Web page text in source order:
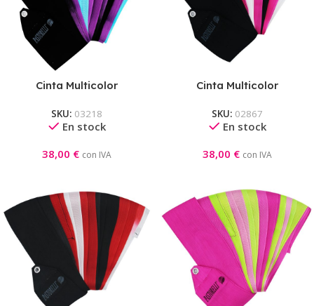
Cinta Multicolor
Negro-Violeta-Celeste
SKU: 03218
En stock
38,00 € con IVA
Cinta Multicolor
Negro-Magenta-Blanco
SKU: 02867
En stock
38,00 € con IVA